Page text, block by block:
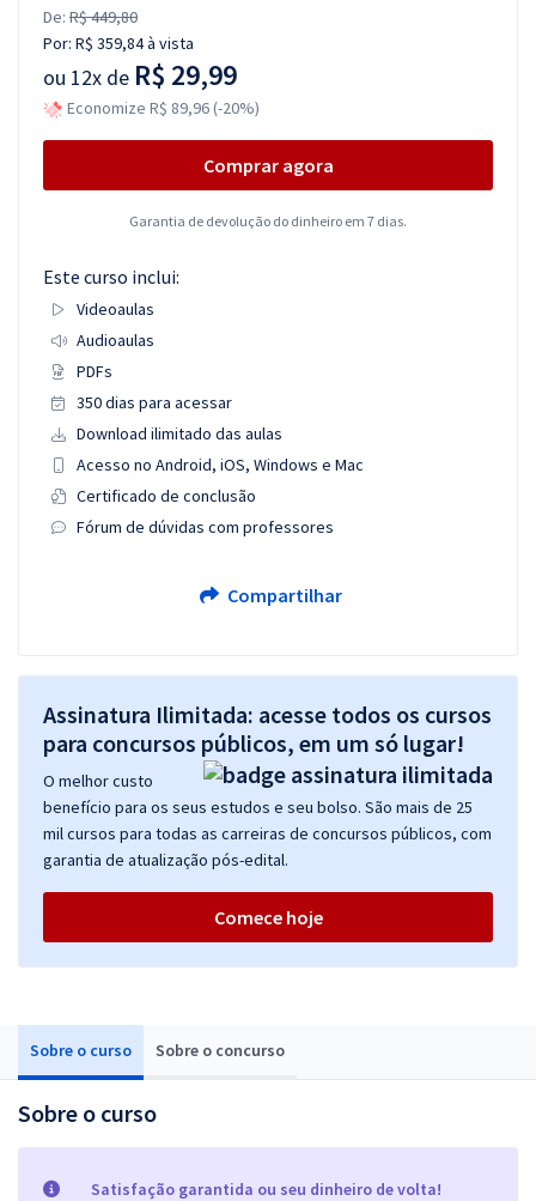
Sobre o curso Sobre o concurso
Sobre o curso
Satisfação garantida ou seu dinheiro de volta!
De: R$ 449,80
Por: R$ 359,84à vista
ou 12x de R$ 29,99
Economize R$ 89,96 (-20%)
Comprar agora
Garantia de devolução do dinheiro em 7 dias.
Este curso inclui:
Videoaulas
Audioaulas
PDFs
350 dias para acessar
Download ilimitado das aulas
Acesso no Android, iOS, Windows e Mac
Certificado de conclusão
Fórum de dúvidas com professores
Compartilhar
Assinatura Ilimitada: acesse todos os cursos
para concursos públicos, em um só lugar!
O melhor custo
benefício para os seus estudos e seu bolso. São mais de 25
mil cursos para todas as carreiras de concursos públicos, com
garantia de atualização pós-edital.
Comece hoje